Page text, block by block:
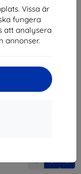
Vissa är
fungera
att analysera
annonser.
« 1 »